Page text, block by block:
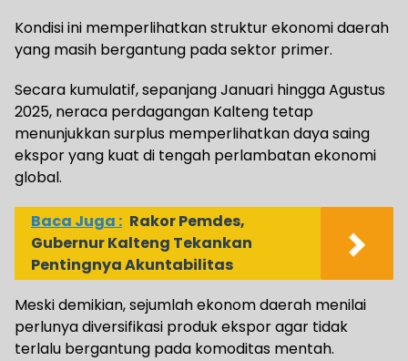
Kondisi ini memperlihatkan struktur ekonomi daerah
yang masih bergantung pada sektor primer.
Secara kumulatif, sepanjang Januari hingga Agustus
2025, neraca perdagangan Kalteng tetap
menunjukkan surplus memperlihatkan daya saing
ekspor yang kuat di tengah perlambatan ekonomi
global.
Baca Juga : Rakor Pemdes,
Gubernur Kalteng Tekankan
Pentingnya Akuntabilitas
Meski demikian, sejumlah ekonom daerah menilai
perlunya diversifikasi produk ekspor agar tidak
terlalu bergantung pada komoditas mentah.